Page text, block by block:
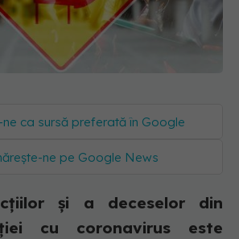
ca sursă preferată în Google
ne pe Google News
și a deceselor din
cu coronavirus este